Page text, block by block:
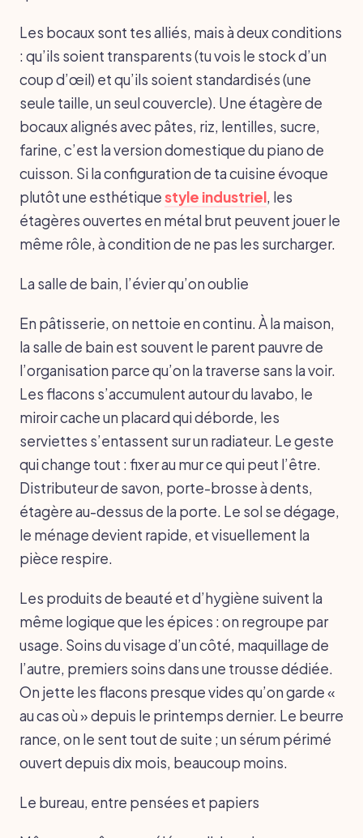
Les bocaux sont tes alliés, mais à deux conditions
: qu’ils soient transparents (tu vois le stock d’un
coup d’œil) et qu’ils soient standardisés (une
seule taille, un seul couvercle). Une étagère de
bocaux alignés avec pâtes, riz, lentilles, sucre,
farine, c’est la version domestique du piano de
cuisson. Si la configuration de ta cuisine évoque
plutôt une esthétiquestyle industriel, les
étagères ouvertes en métal brut peuvent jouer le
même rôle, à condition de ne pas les surcharger.
La salle de bain, l’évier qu’on oublie
En pâtisserie, on nettoie en continu. À la maison,
la salle de bain est souvent le parent pauvre de
l’organisation parce qu’on la traverse sans la voir.
Les flacons s’accumulent autour du lavabo, le
miroir cache un placard qui déborde, les
serviettes s’entassent sur un radiateur. Le geste
qui change tout : fixer au mur ce qui peut l’être.
Distributeur de savon, porte-brosse à dents,
étagère au-dessus de la porte. Le sol se dégage,
le ménage devient rapide, et visuellement la
pièce respire.
Les produits de beauté et d’hygiène suivent la
même logique que les épices : on regroupe par
usage. Soins du visage d’un côté, maquillage de
l’autre, premiers soins dans une trousse dédiée.
On jette les flacons presque vides qu’on garde «
au cas où » depuis le printemps dernier. Le beurre
rance, on le sent tout de suite ; un sérum périmé
ouvert depuis dix mois, beaucoup moins.
Le bureau, entre pensées et papiers